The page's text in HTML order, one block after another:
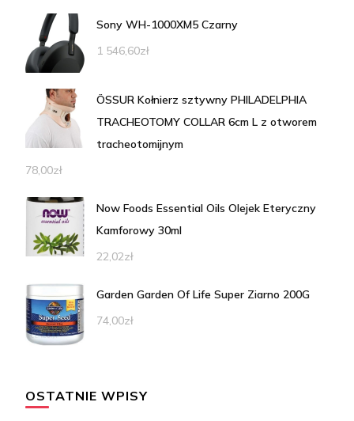
Sony WH-1000XM5 Czarny
1 546,60zł
ÖSSUR Kołnierz sztywny PHILADELPHIA
TRACHEOTOMY COLLAR 6cm L z otworem
tracheotomijnym
78,00zł
Now Foods Essential Oils Olejek Eteryczny
Kamforowy 30ml
22,02zł
Garden Garden Of Life Super Ziarno 200G
74,00zł
OSTATNIE WPISY